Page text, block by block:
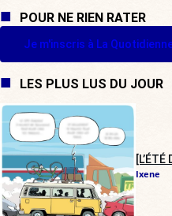
POUR NE RIEN RATER
Je m'inscris à La
LES PLUS LUS DU JOUR
Ixene